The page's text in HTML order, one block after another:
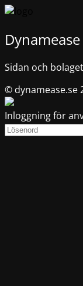
Sidan och
© dynamease.se
Inloggning för